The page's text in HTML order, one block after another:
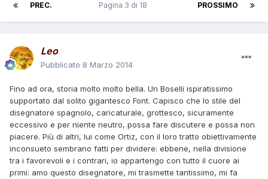
PREC. PROSSIMO
Pagina 3 di 18
Leo
Pubblicato 8 Marzo 2014
Fino ad ora, storia molto molto bella. Un Boselli ispiratissimo
supportato dal solito gigantesco Font. Capisco che lo stile del
disegnatore spagnolo, caricaturale, grottesco, sicuramente
eccessivo e per niente neutro, possa fare discutere e possa non
piacere. Più di altri, lui come Ortiz, con il loro tratto obiettivamente
inconsueto sembrano fatti per dividere: ebbene, nella divisione
tra i favorevoli e i contrari, io appartengo con tutto il cuore ai
primi: amo questo disegnatore, mi trasmette tantissimo, mi fa